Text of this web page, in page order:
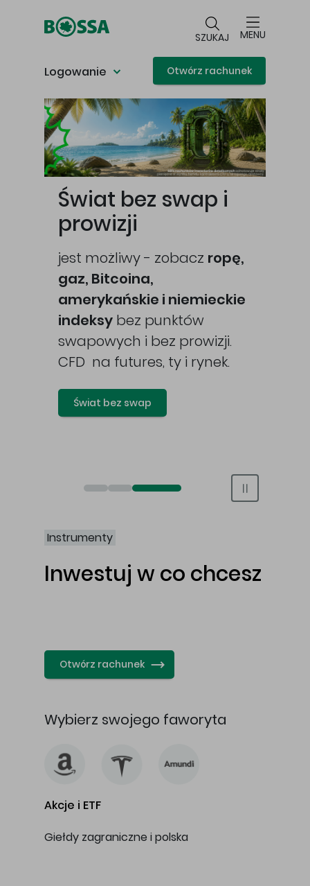
SZUKAJ MENU
Logowanie Otwórz rachunek
Główna treść
Świat bez swap i
prowizji
jest możliwy - zobacz ropę,
gaz, Bitcoina,
amerykańskie i niemieckie
indeksy bez punktów
swapowych i bez prowizji.
CFD na futures, ty i rynek.
Świat bez swap
Otwórz rachunek maklerski online
Otwórz konto IKE/IKZE
Świat bez swap i prowizji
Instrumenty
Inwestuj w co chcesz
Otwórz rachunek
Wybierz swojego faworyta
Akcje i ETF
Giełdy zagraniczne i polska